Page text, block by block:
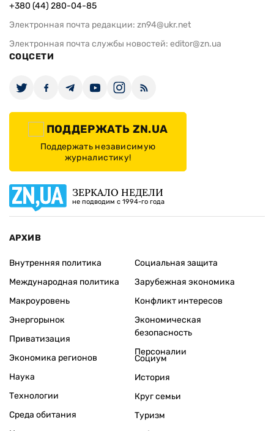
+380 (44) 280-04-85
Электронная почта редакции: zn94@ukr.net
Электронная почта службы новостей: editor@zn.ua
СОЦСЕТИ
ПОДДЕРЖАТЬ ZN.UA
Поддержать независимую
журналистику!
ЗЕРКАЛО НЕДЕЛИ
не подводим с 1994-го года
АРХИВ
Внутренняя политика
Международная политика
Макроуровень
Энергорынок
Приватизация
Экономика регионов
Социальная защита
Зарубежная экономика
Конфликт интересов
Экономическая
безопасность
Персоналии
Наука
Технологии
Среда обитания
Социум
История
Круг семьи
Туризм